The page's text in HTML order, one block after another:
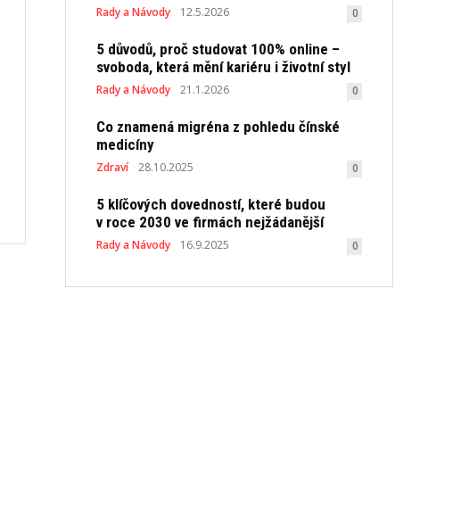
Rady a Návody 12.5.2026 0
5 důvodů, proč studovat 100% online –
svoboda, která mění kariéru i životní styl
Rady a Návody 21.1.2026 0
Co znamená migréna z pohledu čínské
medicíny
Zdraví 28.10.2025 0
5 klíčových dovedností, které budou
v roce 2030 ve firmách nejžádanější
Rady a Návody 16.9.2025 0